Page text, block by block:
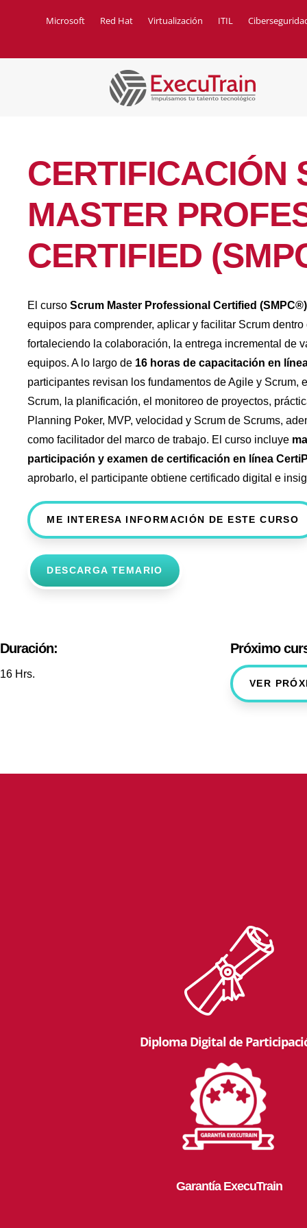
Microsoft Red Hat Virtualización ITIL
CERTIFICACIÓN
MASTER
CERTIFIED
El cursoScrum Master Professional Certified (SMPC®)
equipos para comprender, aplicar y facilitar Scrum
fortaleciendo la colaboración, la entrega incremental de
equipos. A lo largo de 16 horas de capacitación en
participantes revisan los fundamentos de Agile y Scrum,
Scrum, la planificación, el monitoreo de proyectos,
Planning Poker, MVP, velocidad y Scrum de Scrums,
como facilitador del marco de trabajo. El curso incluye
participación y examen de certificación en línea
aprobarlo, el participante obtiene certificado digital e
ME INTERESA INFORMACIÓN DE ESTE CURSO
DESCARGA TEMARIO
Duración:
16 Hrs.
Próximo
VER
Diploma Digital de
Garantía ExecuTrain